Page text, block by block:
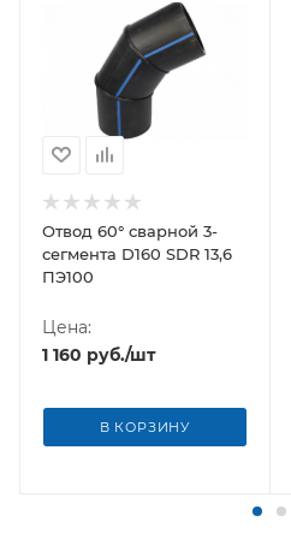
Отвод 60° сварной 3-
сегмента D160 SDR 13,6
ПЭ100
Цена:
1 160 руб./шт
В КОРЗИНУ